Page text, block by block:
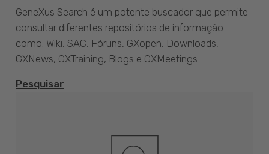
GeneXus Search é um potente buscador que permite
consultar diferentes repositórios de informação
como: Wiki, SAC, Fóruns, GXopen, Downloads,
GXNews, GXTraining, Blogs e GXMeetings.
Pesquisar